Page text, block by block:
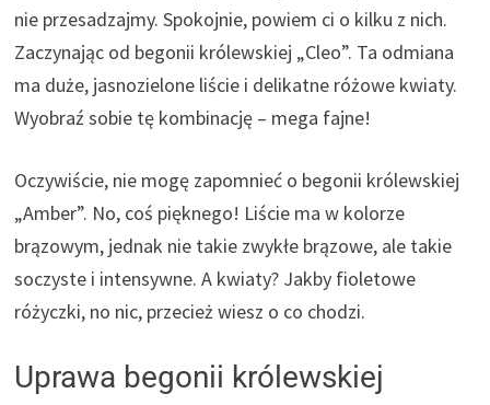
nie przesadzajmy. Spokojnie, powiem ci o kilku z nich.
Zaczynając od begonii królewskiej „Cleo”. Ta odmiana
ma duże, jasnozielone liście i delikatne różowe kwiaty.
Wyobraź sobie tę kombinację – mega fajne!
Oczywiście, nie mogę zapomnieć o begonii królewskiej
„Amber”. No, coś pięknego! Liście ma w kolorze
brązowym, jednak nie takie zwykłe brązowe, ale takie
soczyste i intensywne. A kwiaty? Jakby fioletowe
różyczki, no nic, przecież wiesz o co chodzi.
Uprawa begonii królewskiej